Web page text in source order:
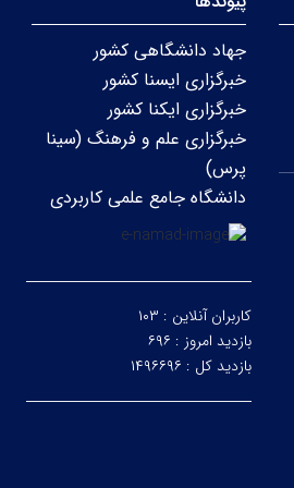
جهاد دانشگاهی کشور
خبرگزاری ایسنا کشور
خبرگزاری ایکنا کشور
خبرگزاری علم و فرهنگ (سینا
پرس)
دانشگاه جامع علمی کاربردی
کاربران آنلاین : ۱۰۳
بازدید امروز : ۶۹۶
بازدید کل : ۱۴۹۶۶۹۶